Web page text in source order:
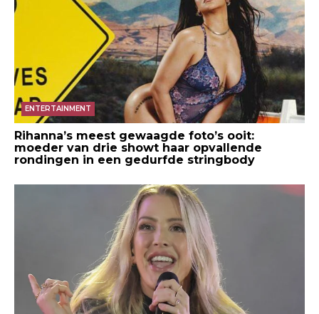
ENTERTAINMENT
Rihanna’s meest gewaagde foto’s ooit:
moeder van drie showt haar opvallende
rondingen in een gedurfde stringbody